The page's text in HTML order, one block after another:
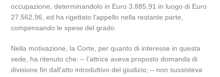
occupazione, determinandolo in Euro 3.885,91 in luogo di Euro
27.562,96, ed ha rigettato l’appello nella restante parte,
compensando le spese del grado.
Nella motivazione, la Corte, per quanto di interesse in questa
sede, ha ritenuto che: – l’attrice aveva proposto domanda di
divisione fin dall’atto introduttivo del giudizio; – non sussisteva